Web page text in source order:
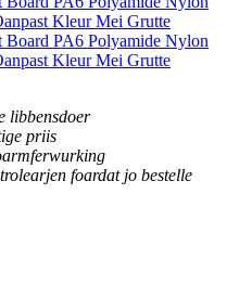
libbensdoer
priis
foardat jo bestelle